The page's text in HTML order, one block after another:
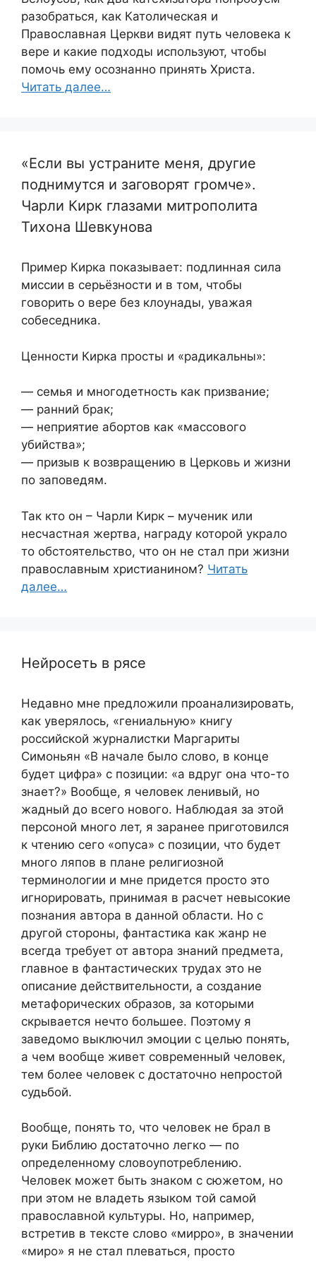
разобраться, как Католическая и
Православная Церкви видят путь человека к
вере и какие подходы используют, чтобы
помочь ему осознанно принять Христа.
Читать далее…
«Если вы устраните меня, другие
поднимутся и заговорят громче».
Чарли Кирк глазами митрополита
Тихона Шевкунова
Пример Кирка показывает: подлинная сила
миссии в серьёзности и в том, чтобы
говорить о вере без клоунады, уважая
собеседника.
Ценности Кирка просты и «радикальны»:
— семья и многодетность как призвание;
— ранний брак;
— неприятие абортов как «массового
убийства»;
— призыв к возвращению в Церковь и жизни
по заповедям.
Так кто он – Чарли Кирк – мученик или
несчастная жертва, награду которой украло
то обстоятельство, что он не стал при жизни
православным христианином? Читать
далее…
Нейросеть в рясе
Недавно мне предложили проанализировать,
как уверялось, «гениальную» книгу
российской журналистки Маргариты
Симоньян «В начале было слово, в конце
будет цифра» с позиции: «а вдруг она что-то
знает?» Вообще, я человек ленивый, но
жадный до всего нового. Наблюдая за этой
персоной много лет, я заранее приготовился
к чтению сего «опуса» с позиции, что будет
много ляпов в плане религиозной
терминологии и мне придется просто это
игнорировать, принимая в расчет невысокие
познания автора в данной области. Но с
другой стороны, фантастика как жанр не
всегда требует от автора знаний предмета,
главное в фантастических трудах это не
описание действительности, а создание
метафорических образов, за которыми
скрывается нечто большее. Поэтому я
заведомо выключил эмоции с целью понять,
а чем вообще живет современный человек,
тем более человек с достаточно непростой
судьбой.
Вообще, понять то, что человек не брал в
руки Библию достаточно легко — по
определенному словоупотреблению.
Человек может быть знаком с сюжетом, но
при этом не владеть языком той самой
православной культуры. Но, например,
встретив в тексте слово «мирро», в значении
«миро» я не стал плеваться, просто